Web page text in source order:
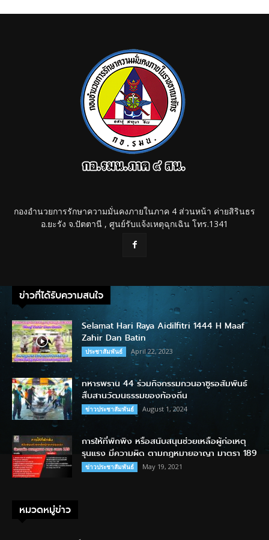
กองอำนวยการรักษาความมั่นคงภายในภาค 4 ส่วนหน้า ค่ายสิรินธร
อ.ยะรัง จ.ปัตตานี , ศูนย์รับแจ้งเหตุฉุกเฉิน โทร.1341
ข่าวที่ได้รับความสนใจ
Selamat Hari Raya Aidilfitri 1444 H Maaf
Zahir Dan Batin
ประชาสัมพันธ์ April 22, 2023
ทหารพราน 44 ร่วมกิจกรรมกวนอาซูรอสัมพันธ์
สืบสานวัฒนธรรมของท้องถิ่น
ข่าวประชาสัมพันธ์ August 1, 2024
การให้ที่พักพิง หรือสนับสนุนช่วยเหลือผู้ก่อเหตุ
รุนแรง มีความผิด ตามกฎหมายอาญา มาตรา 189
ข่าวประชาสัมพันธ์ May 19, 2021
หมวดหมู่ข่าว